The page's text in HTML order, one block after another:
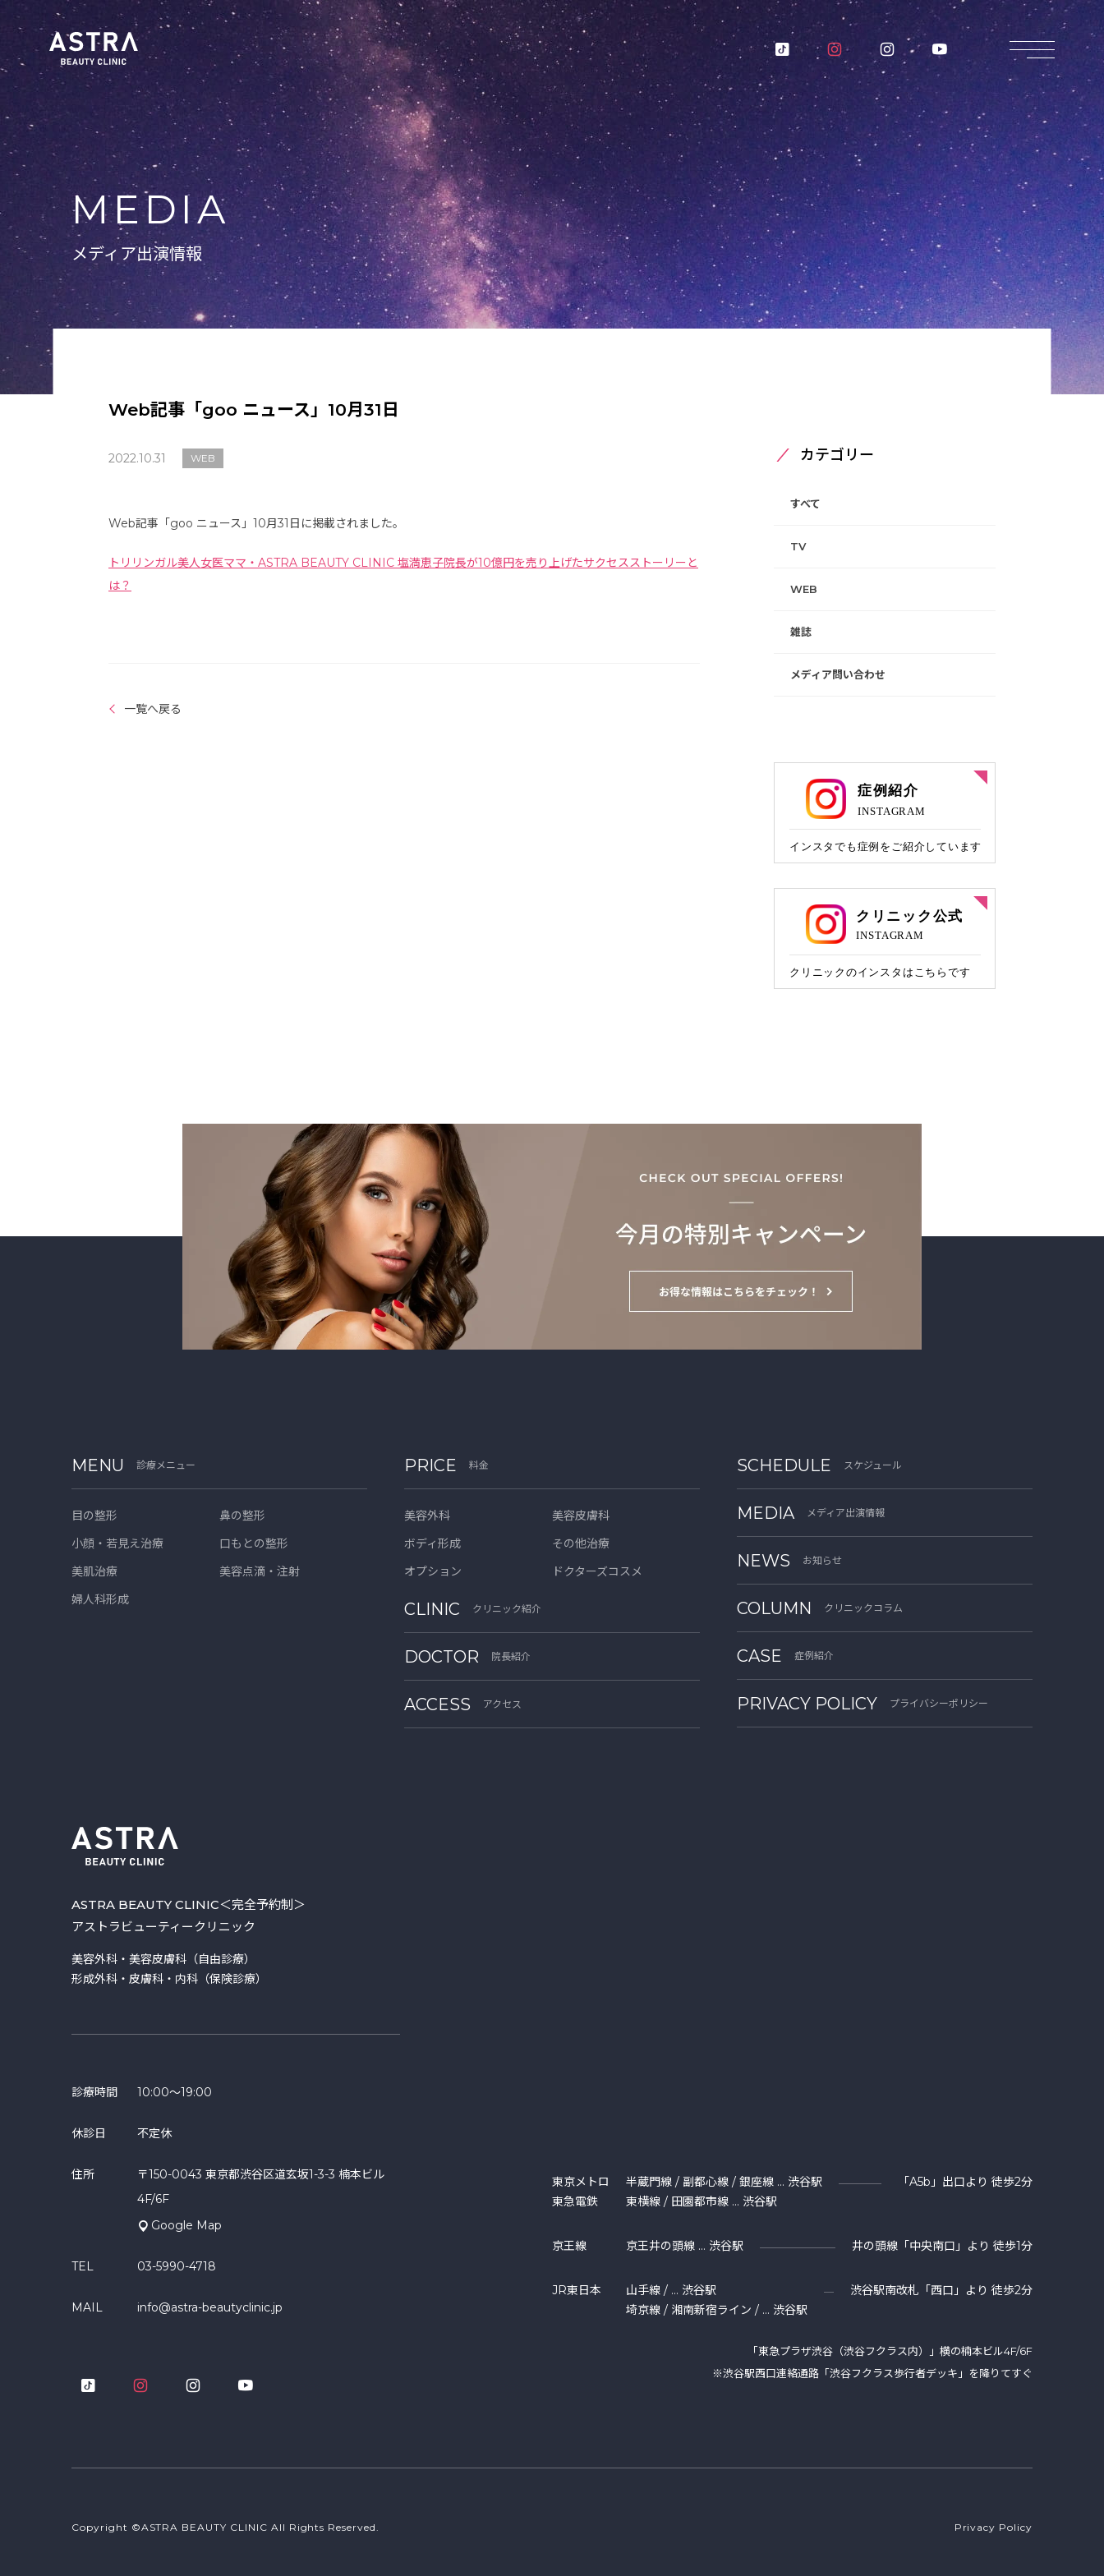
MEDIA
メディア出演情報
Web記事「goo ニュース」10月31日
2022.10.31 WEB
Web記事「goo ニュース」10月31日に掲載されました。
トリリンガル美人女医ママ・ASTRA BEAUTY CLINIC 塩満恵子院長が10億円を売り上げたサクセスストーリーと
は？
一覧へ戻る
カテゴリー
すべて
TV
WEB
雑誌
メディア問い合わせ
MENU 診療メニュー
目の整形
鼻の整形
小顔・若見え治療
口もとの整形
美肌治療
美容点滴・注射
婦人科形成
PRICE 料金
美容外科
美容皮膚科
ボディ形成
その他治療
オプション
ドクターズコスメ
CLINIC クリニック紹介
DOCTOR 院長紹介
ACCESS アクセス
SCHEDULE スケジュール
MEDIA メディア出演情報
NEWS お知らせ
COLUMN クリニックコラム
CASE 症例紹介
PRIVACY POLICY プライバシーポリシー
ASTRA BEAUTY CLINIC＜完全予約制＞
アストラビューティークリニック
美容外科・美容皮膚科（自由診療）
形成外科・皮膚科・内科（保険診療）
診療時間 10:00～19:00
休診日 不定休
住所
〒150-0043 東京都渋谷区道玄坂1-3-3 楠本ビル
4F/6F
Google Map
TEL 03-5990-4718
MAIL info@astra-beautyclinic.jp
東京メトロ
東急電鉄
半蔵門線 / 副都心線 / 銀座線 … 渋谷駅
東横線 / 田園都市線 … 渋谷駅
「A5b」出口より 徒歩2分
京王線 京王井の頭線 … 渋谷駅 井の頭線「中央南口」より 徒歩1分
JR東日本
山手線 / … 渋谷駅
埼京線 / 湘南新宿ライン / … 渋谷駅
渋谷駅南改札「西口」より 徒歩2分
「東急プラザ渋⾕（渋谷フクラス内）」横の楠本ビル4F/6F
※渋谷駅西口連絡通路「渋谷フクラス歩行者デッキ」を降りてすぐ
Privacy Policy
Copyright ©ASTRA BEAUTY CLINIC All Rights Reserved.